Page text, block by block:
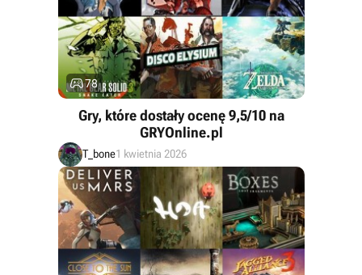
78
Gry, które dostały ocenę 9,5/10 na
GRYOnline.pl
T_bone1 kwietnia 2026